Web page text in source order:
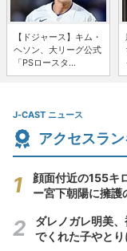
【ドジャース】キム・
ヘソン、大リーグ公式
「PSロースタ...
J-CAST ニュース
アクセスラ
顔面付近の155キ
ー宮下朝陽に擁
ダレノガレ明美
でくれた子やとり